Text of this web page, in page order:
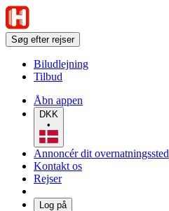
Søg efter rejser
Biludlejning
Tilbud
Åbn appen
DKK
•
Annoncér dit overnatningssted
Kontakt os
Rejser
Log på